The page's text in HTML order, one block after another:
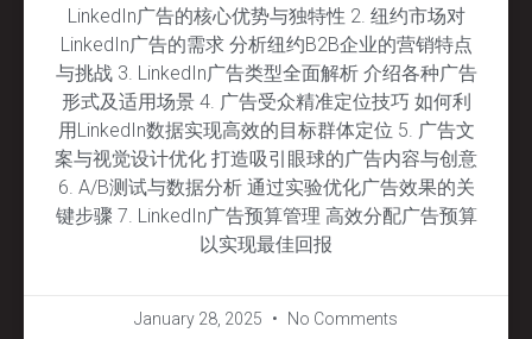
LinkedIn广告的核心优势与独特性 2. 纽约市场对
LinkedIn广告的需求 分析纽约B2B企业的营销特点
与挑战 3. LinkedIn广告类型全面解析 介绍各种广告
形式及适用场景 4. 广告受众精准定位技巧 如何利
用LinkedIn数据实现高效的目标群体定位 5. 广告文
案与视觉设计优化 打造吸引眼球的广告内容与创意
6. A/B测试与数据分析 通过实验优化广告效果的关
键步骤 7. LinkedIn广告预算管理 高效分配广告预算
以实现最佳回报
January 28, 2025 No Comments